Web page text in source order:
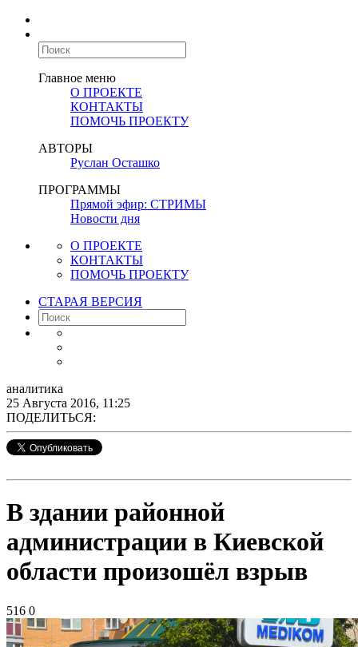
Главное меню
О ПРОЕКТЕ
КОНТАКТЫ
ПОМОЧЬ ПРОЕКТУ
АВТОРЫ
Руслан Осташко
ПРОГРАММЫ
Прямой эфир: СТРИМЫ
Новости дня
О ПРОЕКТЕ
КОНТАКТЫ
ПОМОЧЬ ПРОЕКТУ
СТАРАЯ ВЕРСИЯ
аналитика
25 Августа 2016, 11:25
ПОДЕЛИТЬСЯ:
В здании районной
администрации в Киевской
области произошёл взрыв
516 0